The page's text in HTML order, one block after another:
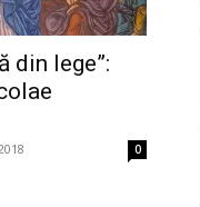
din lege”:
0